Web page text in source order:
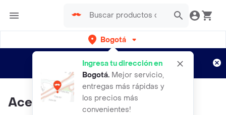
Bogotá
Ingresa tu dirección en
Bogotá. Mejor servicio,
entregas más rápidas y
los precios más
convenientes!
envíos gratis por semanas
Aplican TyC
Aceite Para Masajes X250ml